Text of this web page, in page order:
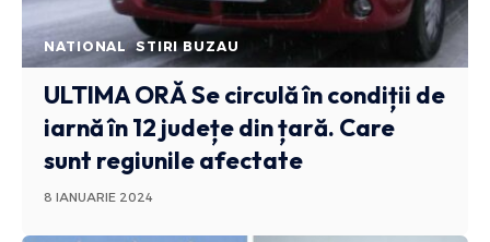
NATIONAL STIRI BUZAU
ULTIMA ORĂSe circulă în condiții de
iarnă în 12 județe din țară. Care
sunt regiunile afectate
8 IANUARIE 2024